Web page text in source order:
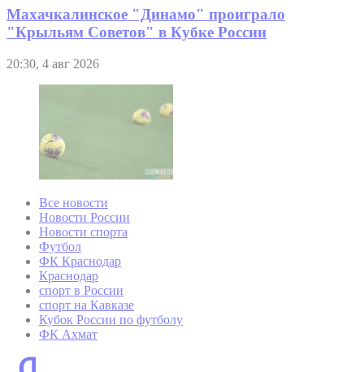
Махачкалинское "Динамо" проиграло
"Крыльям Советов" в Кубке России
20:30, 4 авг 2026
Все новости
Новости России
Новости спорта
Футбол
ФК Краснодар
Краснодар
спорт в России
спорт на Кавказе
Кубок России по футболу
ФК Ахмат